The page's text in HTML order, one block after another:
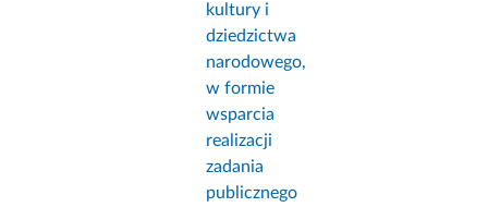
kultury i
dziedzictwa
narodowego,
w formie
wsparcia
realizacji
zadania
publicznego